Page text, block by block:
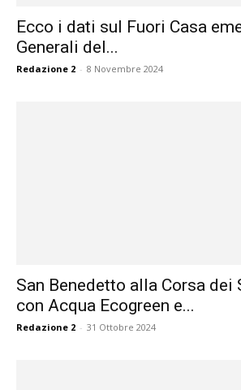
Ecco i dati sul Fuori Casa
Generali del...
Redazione 2 - 8 Novembre 2024
San Benedetto alla Corsa dei
con Acqua Ecogreen e...
Redazione 2 - 31 Ottobre 2024